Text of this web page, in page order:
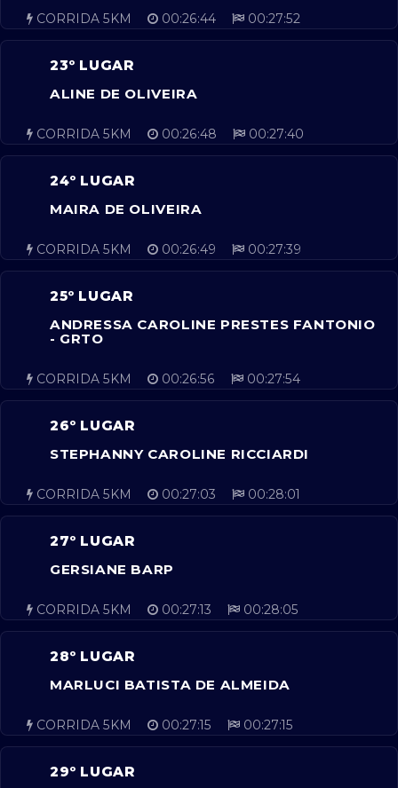
CORRIDA 5KM 00:26:44 00:27:52
23º LUGAR
ALINE DE OLIVEIRA
CORRIDA 5KM 00:26:48 00:27:40
24º LUGAR
MAIRA DE OLIVEIRA
CORRIDA 5KM 00:26:49 00:27:39
25º LUGAR
ANDRESSA CAROLINE PRESTES FANTONIO
- GRTO
CORRIDA 5KM 00:26:56 00:27:54
26º LUGAR
STEPHANNY CAROLINE RICCIARDI
CORRIDA 5KM 00:27:03 00:28:01
27º LUGAR
GERSIANE BARP
CORRIDA 5KM 00:27:13 00:28:05
28º LUGAR
MARLUCI BATISTA DE ALMEIDA
CORRIDA 5KM 00:27:15 00:27:15
29º LUGAR